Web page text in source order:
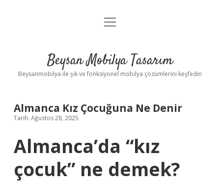
Anasayfa
Yasal Uyarı
menüyü
Beysan Mobilya Tasarım
Beysanmobilya ile şık ve fonksiyonel mobilya çözümlerini keşfedin
Almanca Kız Çocuğuna Ne Denir
Tarih: Ağustos 28, 2025
Almanca’da “kız
çocuk” ne demek?